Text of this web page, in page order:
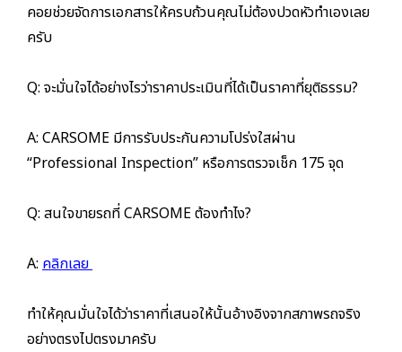
คอยช่วยจัดการเอกสารให้ครบถ้วนคุณไม่ต้องปวดหัวทำเองเลย
ครับ
Q: จะมั่นใจได้อย่างไรว่าราคาประเมินที่ได้เป็นราคาที่ยุติธรรม?
A: CARSOME มีการรับประกันความโปร่งใสผ่าน
“Professional Inspection” หรือการตรวจเช็ก 175 จุด
Q: สนใจขายรถที่ CARSOME ต้องทำไง?
A: คลิกเลย
ทำให้คุณมั่นใจได้ว่าราคาที่เสนอให้นั้นอ้างอิงจากสภาพรถจริง
อย่างตรงไปตรงมาครับ